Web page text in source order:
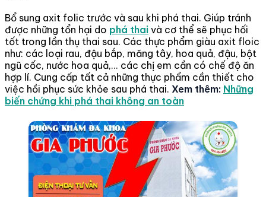
Bổ sung axit folic trước và sau khi phá thai. Giúp tránh
được những tổn hại do phá thai và cơ thể sẽ phục hối
tốt trong lần thụ thai sau. Các thực phẩm giàu axit floic
như: các loại rau, đậu bắp, măng tây, hoa quả, đậu, bột
ngũ cốc, nước hoa quả,... các chị em cần có chế độ ăn
hợp lí. Cung cấp tất cả những thực phẩm cần thiết cho
việc hồi phục sức khỏe sau phá thai. Xem thêm: Những
biến chứng khi phá thai không an toàn